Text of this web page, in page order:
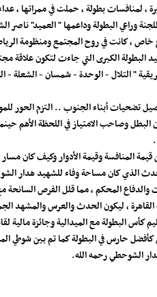
بطولة ، حملت في ممراتها ،
وراعي البطولة وداعمها " العميد" ناصر
خاص ، كانت في روح المجتمع ومنظومة
الكبرى التي جاءت لتكون علاقة
" التلال - الوحدة - شمسان -
أبناء الجنوب .. التزم الحور
البطل وصاحب الامتياز في اللحظة الأهم
قيمة المنافسة وقيمة الأدوار وكيف
الذي كان مساحة وفاء للشهيد هدار
والدفاع المحكم ، مما قلل الفرص
، ليكون الحدث والعرس والمشهد
البطولة مع الميدالية وجائزة مالية
في البطولة كما تم بين شوطي
الشوحطي رحمه الله.